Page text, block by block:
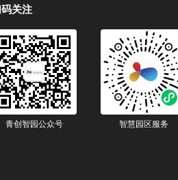
关注
青创智园公众号 智慧园区服务